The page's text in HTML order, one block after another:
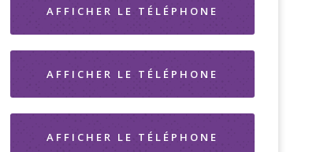
AFFICHER LE TÉLÉPHONE
AFFICHER LE TÉLÉPHONE
AFFICHER LE TÉLÉPHONE